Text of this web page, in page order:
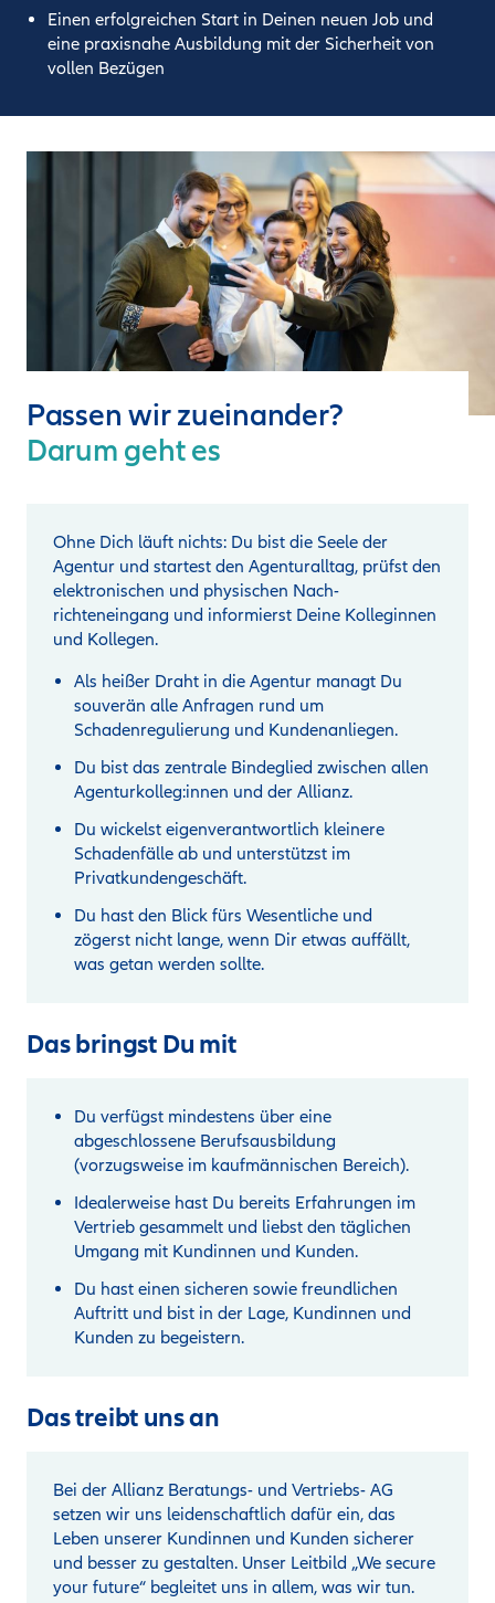
Einen erfolgreichen Start in Deinen neuen Job und
eine praxisnahe Ausbildung mit der Sicherheit von
vollen Bezügen
Passen wir zueinander?
Darum geht es
Ohne Dich läuft nichts: Du bist die Seele der
Agentur und startest den Agenturalltag, prüfst den
elektronischen und physischen Nach­
richteneingang und informierst Deine Kolleginnen
und Kollegen.
Als heißer Draht in die Agentur managt Du
souverän alle Anfragen rund um
Schadenregulierung und Kundenanliegen.
Du bist das zentrale Bindeglied zwischen allen
Agenturkolleg:innen und der Allianz.
Du wickelst eigenverantwortlich kleinere
Schadenfälle ab und unterstützst im
Privatkundengeschäft.
Du hast den Blick fürs Wesentliche und
zögerst nicht lange, wenn Dir etwas auffällt,
was getan werden sollte.
Das bringst Du mit
Du verfügst mindestens über eine
abgeschlossene Berufsausbildung
(vorzugsweise im kaufmännischen Bereich).
Idealerweise hast Du bereits Erfahrungen im
Vertrieb gesammelt und liebst den täglichen
Umgang mit Kundinnen und Kunden.
Du hast einen sicheren sowie freundlichen
Auftritt und bist in der Lage, Kundinnen und
Kunden zu begeistern.
Das treibt uns an
Bei der Allianz Beratungs- und Vertriebs- AG
setzen wir uns leidenschaftlich dafür ein, das
Leben unserer Kundinnen und Kunden sicherer
und besser zu gestalten. Unser Leitbild „We secure
your future“ begleitet uns in allem, was wir tun.